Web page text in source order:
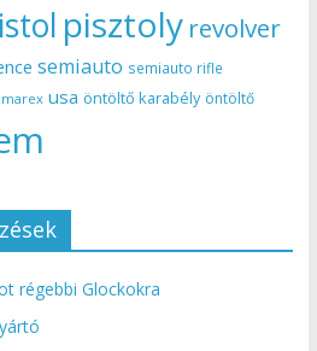
pisztoly revolver
semiauto semiauto rifle
usa öntöltő karabély öntöltő
régebbi Glockokra